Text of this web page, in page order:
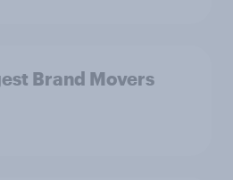
Brand Movers